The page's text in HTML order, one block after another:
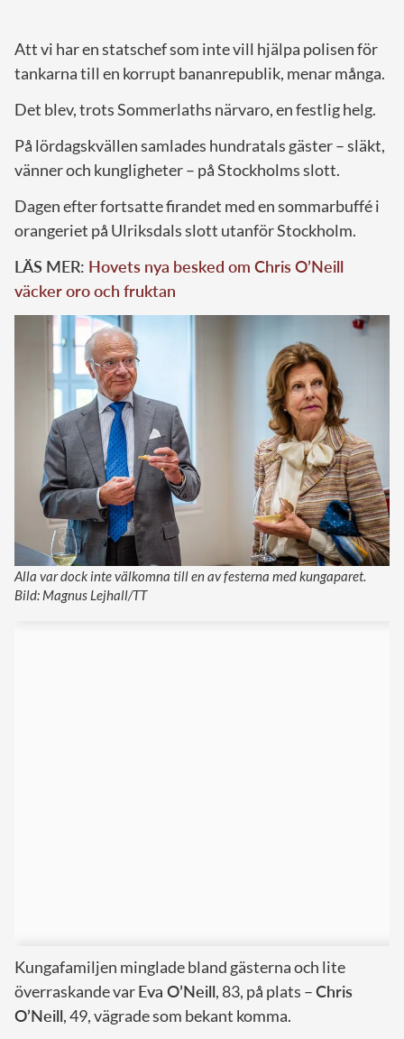
Att vi har en statschef som inte vill hjälpa polisen för
tankarna till en korrupt bananrepublik, menar många.
Det blev, trots Sommerlaths närvaro, en festlig helg.
På lördagskvällen samlades hundratals gäster – släkt,
vänner och kungligheter – på Stockholms slott.
Dagen efter fortsatte firandet med en sommarbuffé i
orangeriet på Ulriksdals slott utanför Stockholm.
LÄS MER: Hovets nya besked om Chris O’Neill
väcker oro och fruktan
Alla var dock inte välkomna till en av festerna med kungaparet.
Bild: Magnus Lejhall/TT
Kungafamiljen minglade bland gästerna och lite
överraskande varEva O’Neill, 83, på plats –Chris
O’Neill, 49, vägrade som bekant komma.